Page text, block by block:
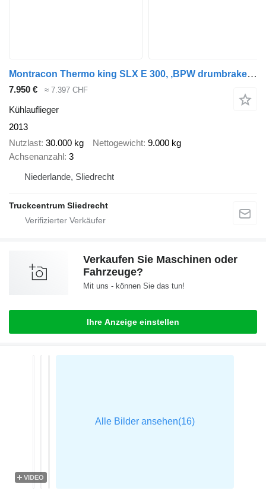
Montracon Thermo king SLX E 300, ,BPW drumbrakes, 248 width, 260 cm height
7.950 € ≈ 7.397 CHF
Kühlauflieger
2013
Nutzlast 30.000 kg Nettogewicht 9.000 kg
Achsenanzahl 3
Niederlande, Sliedrecht
Truckcentrum Sliedrecht
Verkaufen Sie Maschinen oder
Fahrzeuge?
Mit uns - können Sie das tun!
Ihre Anzeige einstellen
VIDEO